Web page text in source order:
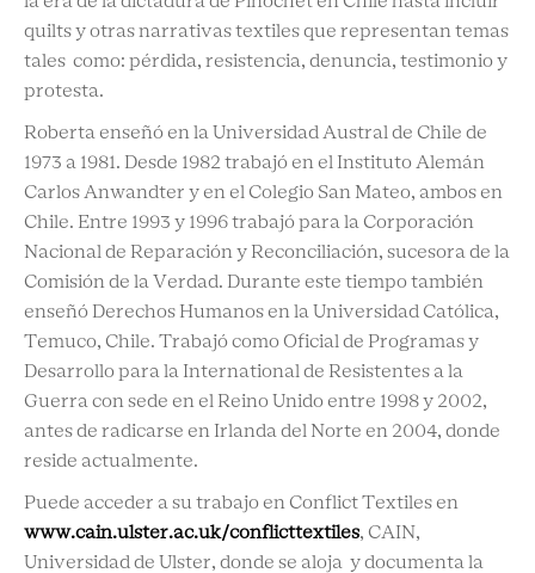
quilts y otras narrativas textiles que representan temas
tales como: pérdida, resistencia, denuncia, testimonio y
protesta.
Roberta enseñó en la Universidad Austral de Chile de
1973 a 1981. Desde 1982 trabajó en el Instituto Alemán
Carlos Anwandter y en el Colegio San Mateo, ambos en
Chile. Entre 1993 y 1996 trabajó para la Corporación
Nacional de Reparación y Reconciliación, sucesora de la
Comisión de la Verdad. Durante este tiempo también
enseñó Derechos Humanos en la Universidad Católica,
Temuco, Chile. Trabajó como Oficial de Programas y
Desarrollo para la International de Resistentes a la
Guerra con sede en el Reino Unido entre 1998 y 2002,
antes de radicarse en Irlanda del Norte en 2004, donde
reside actualmente.
Puede acceder a su trabajo en Conflict Textiles en
www.cain.ulster.ac.uk/conflicttextiles, CAIN,
Universidad de Ulster, donde se aloja y documenta la